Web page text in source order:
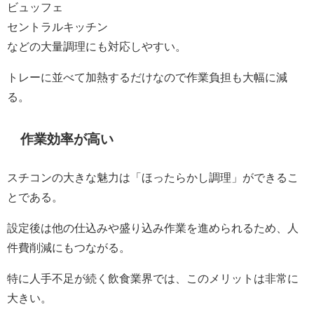
ビュッフェ
セントラルキッチン
などの大量調理にも対応しやすい。
トレーに並べて加熱するだけなので作業負担も大幅に減
る。
作業効率が高い
スチコンの大きな魅力は「ほったらかし調理」ができるこ
とである。
設定後は他の仕込みや盛り込み作業を進められるため、人
件費削減にもつながる。
特に人手不足が続く飲食業界では、このメリットは非常に
大きい。